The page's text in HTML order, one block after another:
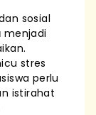
sosial
menjadi
stres
perlu
istirahat